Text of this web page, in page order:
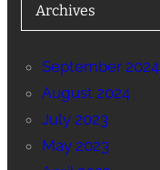
Archives
September 2024
August 2024
July 2023
May 2023